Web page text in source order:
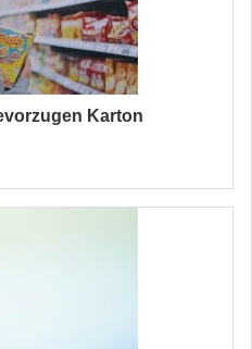
Karton